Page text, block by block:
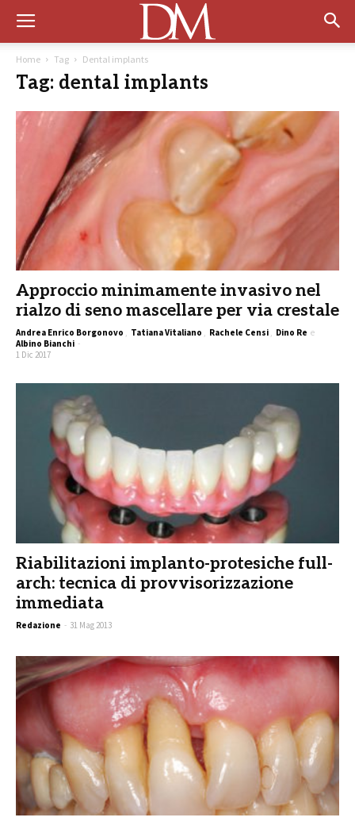
Home Tag Dental implants
Tag: dental implants
Approccio minimamente invasivo nel
rialzo di seno mascellare per via crestale
Andrea Enrico Borgonovo , Tatiana Vitaliano , Rachele Censi , Dino Re e
Albino Bianchi -
1 Dic 2017
Riabilitazioni implanto-protesiche full-
arch: tecnica di provvisorizzazione
immediata
Redazione - 31 Mag 2013